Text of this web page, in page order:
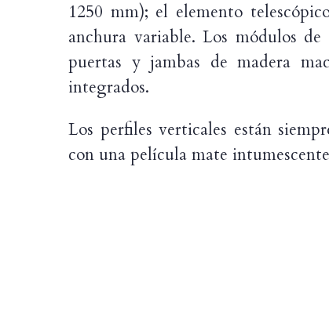
1250 mm); el elemento
anchura variable. Los módulos
puertas y jambas de madera
integrados.
Los perfiles verticales están
con una película mate